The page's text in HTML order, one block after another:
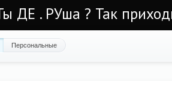
ДЕ . РУша ? Так
Персональные